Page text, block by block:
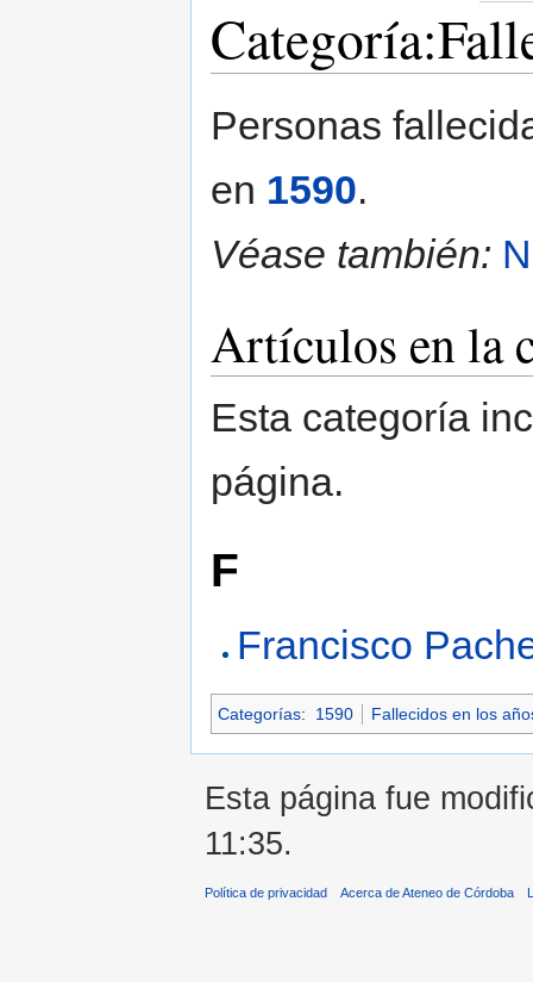
Personas
en 1590.
Véase también:
Artículos en la
Esta categoría
página.
F
Francisco
Categorías: 1590 Fallecidos en los
Esta página fue
11:35.
Política de privacidad Acerca de Ateneo de Córdoba